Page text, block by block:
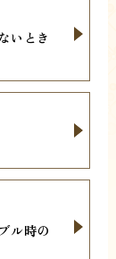
いとき
ル時の